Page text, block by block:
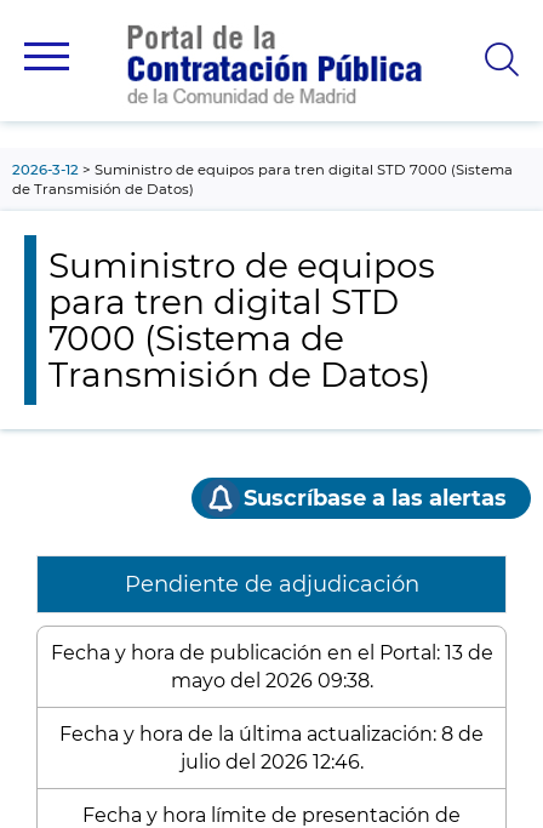
principal
2026-3-12
Suministro de equipos para tren digital STD 7000 (Sistema
de Transmisión de Datos)
Suministro de equipos
para tren digital STD
7000 (Sistema de
Transmisión de Datos)
Suscríbase a las alertas
Pendiente de adjudicación
Fecha y hora de publicación en el Portal: 13 de
mayo del 2026 09:38.
Fecha y hora de la última actualización: 8 de
julio del 2026 12:46.
Fecha y hora límite de presentación de